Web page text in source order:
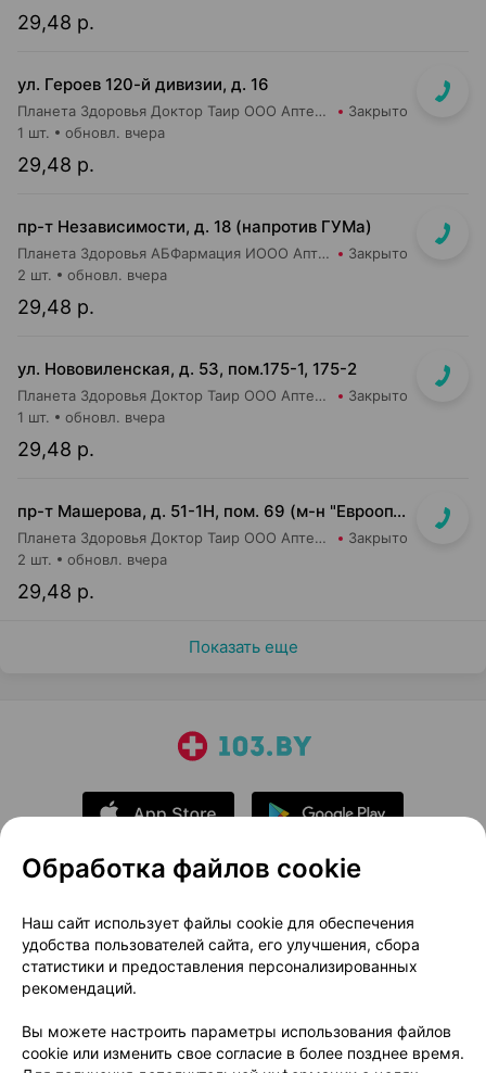
29,48 р.
ул. Героев 120-й дивизии, д. 16
Планета Здоровья Доктор Таир ООО Аптека №2 Закрыто
29,48 р.
1 шт. обновл. вчера
пр-т Независимости, д. 18 (напротив ГУМа)
Планета Здоровья АБФармация ИООО Аптека №1 Закрыто
29,48 р.
2 шт. обновл. вчера
ул. Нововиленская, д. 53, пом.175-1, 175-2
Планета Здоровья Доктор Таир ООО Аптека №5 Закрыто
29,48 р.
1 шт. обновл. вчера
пр-т Машерова, д. 51-1Н, пом. 69 (м-н "Евроопт")
Планета Здоровья Доктор Таир ООО Аптека №8 Закрыто
29,48 р.
2 шт. обновл. вчера
Показать еще
О проекте
Новости проекта
Размещение рекламы
Медицинский маркетинг
Публичный договор
Доставка
Способы оплаты
Вакансии
Партнеры
Обработка файлов cookie
Наш сайт использует файлы cookie для обеспечения
удобства пользователей сайта, его улучшения, сбора
статистики и предоставления персонализированных
рекомендаций.
Вы можете настроить параметры использования файлов
cookie или изменить свое согласие в более позднее время.